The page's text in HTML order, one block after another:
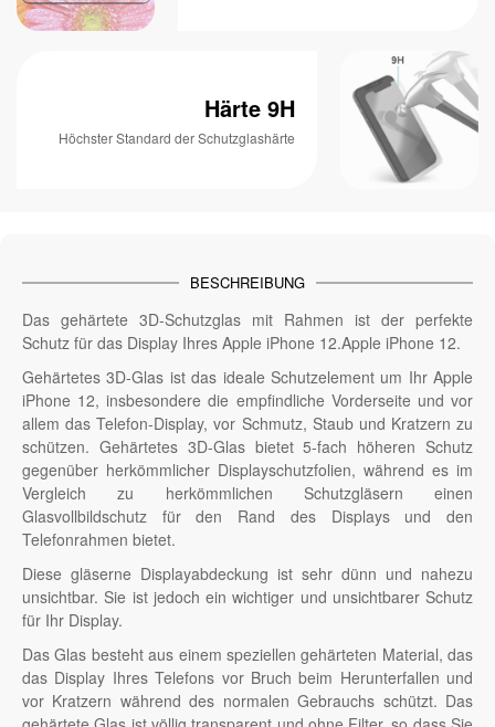
Härte 9H
Höchster Standard der Schutzglashärte
BESCHREIBUNG
Das gehärtete 3D-Schutzglas mit Rahmen ist der perfekte
Schutz für das Display Ihres Apple iPhone 12.Apple iPhone 12.
Gehärtetes 3D-Glas ist das ideale Schutzelement um Ihr Apple
iPhone 12, insbesondere die empfindliche Vorderseite und vor
allem das Telefon-Display, vor Schmutz, Staub und Kratzern zu
schützen. Gehärtetes 3D-Glas bietet 5-fach höheren Schutz
gegenüber herkömmlicher Displayschutzfolien, während es im
Vergleich zu herkömmlichen Schutzgläsern einen
Glasvollbildschutz für den Rand des Displays und den
Telefonrahmen bietet.
Diese gläserne Displayabdeckung ist sehr dünn und nahezu
unsichtbar. Sie ist jedoch ein wichtiger und unsichtbarer Schutz
für Ihr Display.
Das Glas besteht aus einem speziellen gehärteten Material, das
das Display Ihres Telefons vor Bruch beim Herunterfallen und
vor Kratzern während des normalen Gebrauchs schützt. Das